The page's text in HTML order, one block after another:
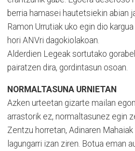
berria hamasei hautetsiekin abian
Ramon Urrutiak uko egin dio
hori ANVri dagokiolakoan.
Alderdien Legeak sortutako
pairatzen dira, gordintasun osoan.
NORMALTASUNA URNIETAN
Azken urteetan gizarte mailan
arrastorik ez, normaltasunez egin
Zentzu horretan, Adinaren
lagungarri izan ziren. Botua eman